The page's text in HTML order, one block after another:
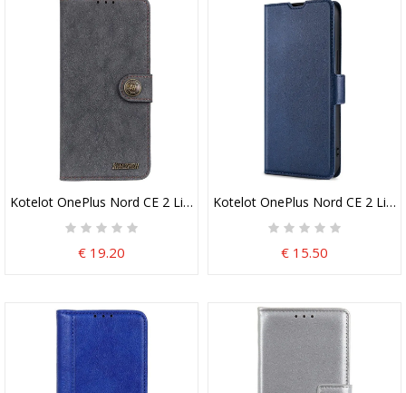
Kotelot OnePlus Nord CE 2 Lite 5G Vintage Khazneh Haljasnahka
€ 19.20
Kotelot OnePlus Nord CE 2 Lite
€ 15.50